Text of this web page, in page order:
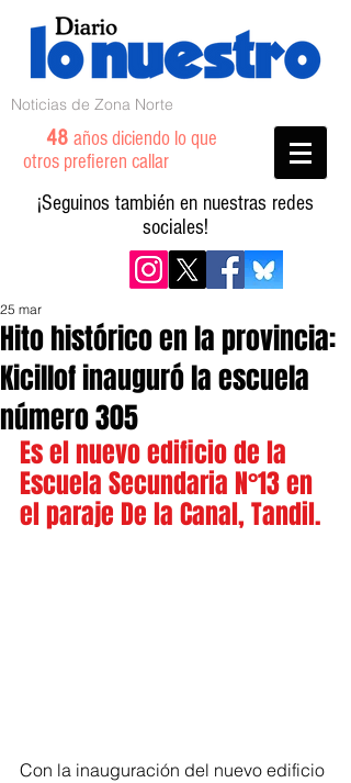
Noticias de Zona Norte
48 años diciendo lo que
otros prefieren callar
¡Seguinos también en nuestras redes
sociales!
Hito histórico en la provincia:
Kicillof inauguró la escuela
número 305
25 mar
Es el nuevo edificio de la
Escuela Secundaria N°13 en
el paraje De la Canal, Tandil.
Con la inauguración del nuevo edificio